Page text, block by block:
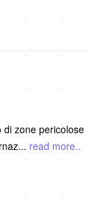
zone
... read more..